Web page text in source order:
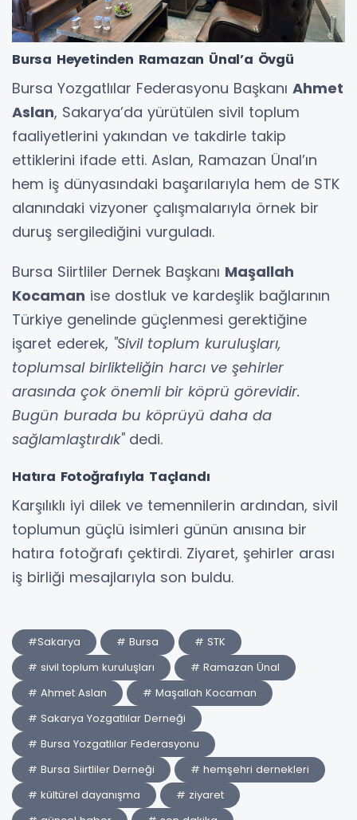
Bursa Heyetinden Ramazan Ünal’a Övgü
Bursa Yozgatlılar Federasyonu Başkanı Ahmet
Aslan, Sakarya’da yürütülen sivil toplum
faaliyetlerini yakından ve takdirle takip
ettiklerini ifade etti. Aslan, Ramazan Ünal’ın
hem iş dünyasındaki başarılarıyla hem de STK
alanındaki vizyoner çalışmalarıyla örnek bir
duruş sergilediğini vurguladı.
Bursa Siirtliler Dernek Başkanı Maşallah
Kocaman ise dostluk ve kardeşlik bağlarının
Türkiye genelinde güçlenmesi gerektiğine
işaret ederek, "Sivil toplum kuruluşları,
toplumsal birlikteliğin harcı ve şehirler
arasında çok önemli bir köprü görevidir.
Bugün burada bu köprüyü daha da
sağlamlaştırdık"dedi.
Hatıra Fotoğrafıyla Taçlandı
Karşılıklı iyi dilek ve temennilerin ardından, sivil
toplumun güçlü isimleri günün anısına bir
hatıra fotoğrafı çektirdi. Ziyaret, şehirler arası
iş birliği mesajlarıyla son buldu.
#Sakarya # Bursa
# STK
# sivil toplum kuruluşları
# Ramazan Ünal
# Ahmet Aslan
# Maşallah Kocaman
# Sakarya Yozgatlılar Derneği
# Bursa Yozgatlılar Federasyonu
# Bursa Siirtliler Derneği
# hemşehri dernekleri
# kültürel dayanışma
# ziyaret